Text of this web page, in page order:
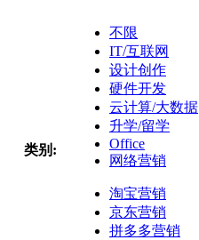
类别:
不限
IT/互联网
设计创作
硬件开发
云计算/大数据
升学/留学
Office
网络营销
淘宝营销
京东营销
拼多多营销